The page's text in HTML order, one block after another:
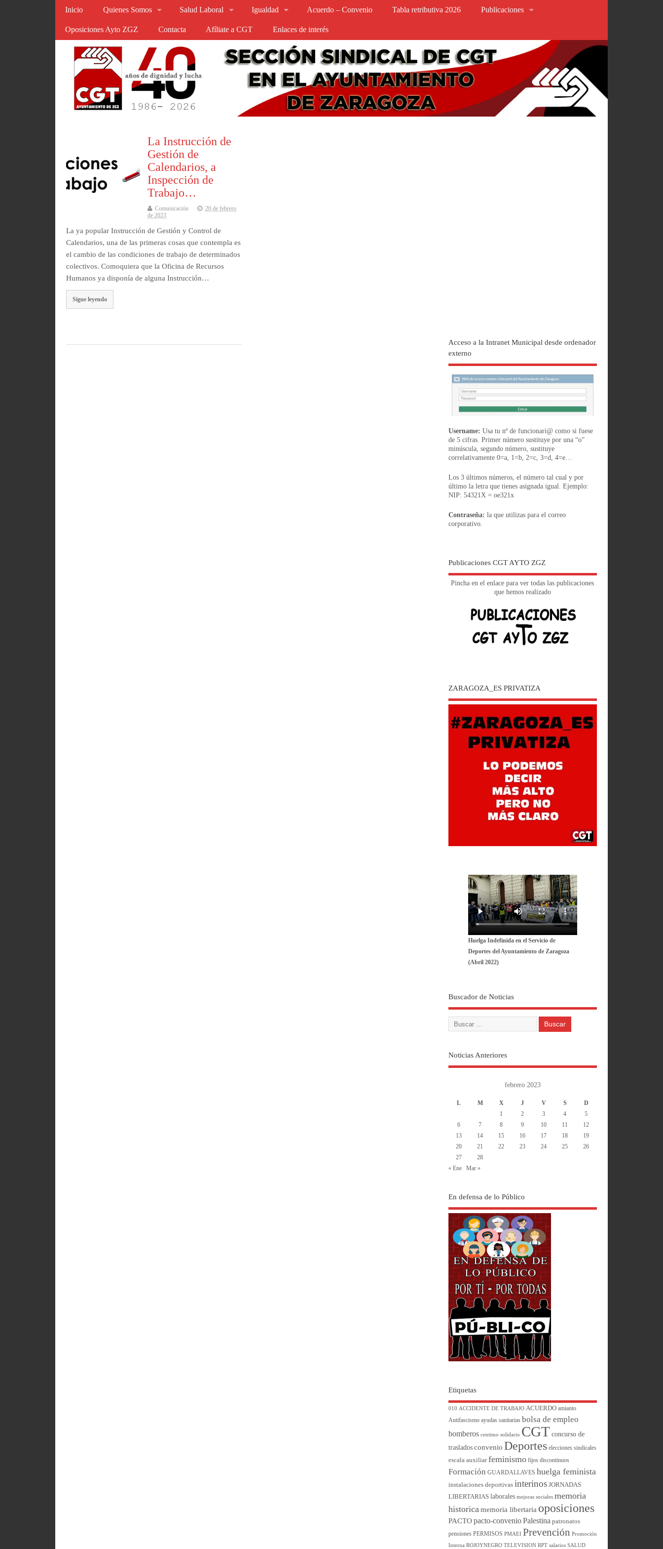
Inicio Quienes Somos Salud Laboral Igualdad Acuerdo – Convenio Tabla retributiva 2026 Publicaciones
Oposiciones Ayto ZGZ Contacta Afíliate a CGT Enlaces de interés
La Instrucción de
Gestión de
Calendarios, a
Inspección de
Trabajo…
Comunicación
20 de febrero
de 2023
La ya popular Instrucción de Gestión y Control de
Calendarios, una de las primeras cosas que contempla es
el cambio de las condiciones de trabajo de determinados
colectivos. Comoquiera que la Oficina de Recursos
Humanos ya disponía de alguna Instrucción…
Sigue leyendo
Acceso a la Intranet Municipal desde ordenador
externo
Username: Usa tu nº de funcionari@ como si fuese
de 5 cifras. Primer número sustituye por una “o”
minúscula, segundo número, sustituye
correlativamente 0=a, 1=b, 2=c, 3=d, 4=e…
Los 3 últimos números, el número tal cual y por
último la letra que tienes asignada igual. Ejemplo:
NIP: 54321X = oe321x
Contraseña: la que utilizas para el correo
corporativo.
Publicaciones CGT AYTO ZGZ
Pincha en el enlace para ver todas las publicaciones
que hemos realizado
ZARAGOZA_ES PRIVATIZA
Huelga Indefinida en el Servicio de
Deportes del Ayuntamiento de Zaragoza
(Abril 2022)
Buscador de Noticias
Noticias Anteriores
febrero 2023
L M X J V S
D
1
2 3 4
5
6
7 8 9 10 11
12
13
14 15 16 17 18
19
20
21 22 23 24 25
26
27
28
« Ene
Mar »
En defensa de lo Público
Etiquetas
010 ACCIDENTE DE TRABAJO ACUERDO amianto
Antifascismo ayudas sanitarias bolsa de empleo
bomberos centimo solidario CGT concurso de
traslados convenio Deportes elecciones sindicales
escala auxiliar feminismo fijos discontinuos
Formación GUARDALLAVES huelga feminista
instalaciones deportivas interinos JORNADAS
LIBERTARIAS laborales mejoras sociales memoria
historica memoria libertaria oposiciones
PACTO pacto-convenio Palestina patronatos
pensiones PERMISOS PMAEI Prevención Promoción
Interna ROJOYNEGRO TELEVISION RPT salarios SALUD